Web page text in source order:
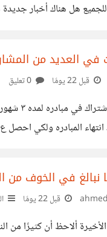
هل هناك أخبار
العديد من
قبل 22 يومًا
لقد
المبادره ولكي
نبالغ في الخوف من
قبل 22 يومًا
ألاحظ أن كثيرًا